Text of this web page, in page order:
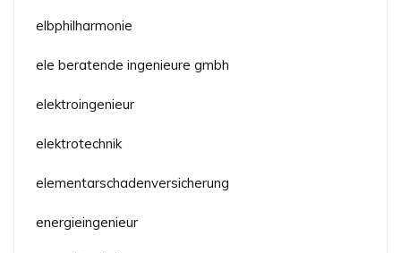
elbphilharmonie
ele beratende ingenieure gmbh
elektroingenieur
elektrotechnik
elementarschadenversicherung
energieingenieur